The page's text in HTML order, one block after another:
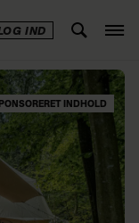
IND
INDHOLD